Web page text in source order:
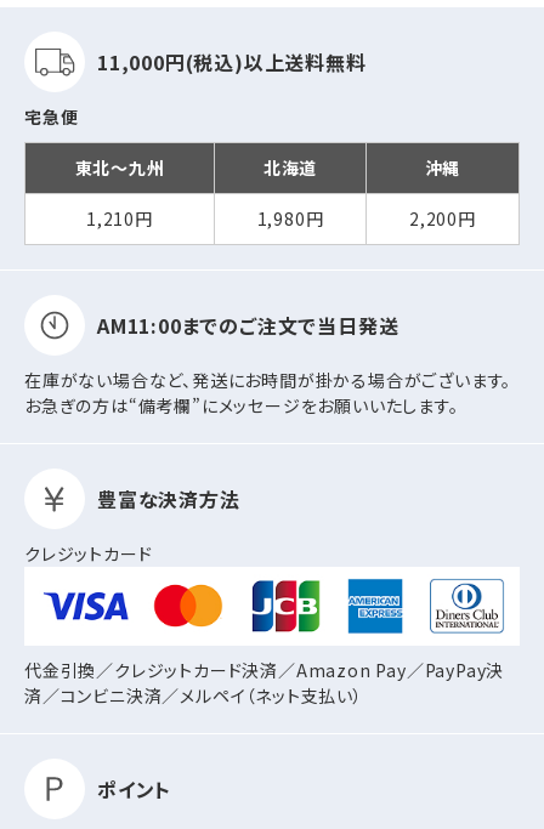
11,000円(税込)以上送料無料
宅急便
東北～九州 北海道 沖縄
1,210円 1,980円 2,200円
AM11:00までのご注文で当日発送
在庫がない場合など、発送にお時間が掛かる場合がございます。
お急ぎの方は“備考欄”にメッセージをお願いいたします。
豊富な決済方法
クレジットカード
代金引換／クレジットカード決済／Amazon Pay／PayPay決
済／コンビニ決済／メルペイ（ネット支払い）
ポイント